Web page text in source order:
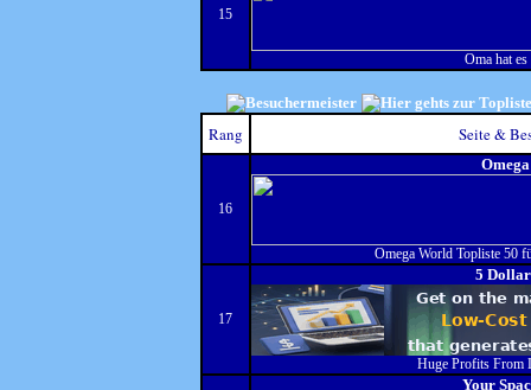
15
Oma hat
Rang Seite &
16
Omega World Topliste 50
17
5
Huge Profits From
Your